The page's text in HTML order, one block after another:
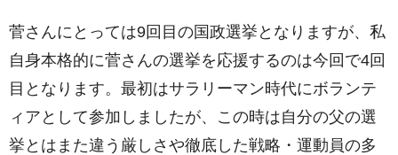
菅さんにとっては9回目の国政選挙となりますが、私
自身本格的に菅さんの選挙を応援するのは今回で4回
目となります。最初はサラリーマン時代にボランテ
ィアとして参加しましたが、この時は自分の父の選
挙とはまた違う厳しさや徹底した戦略・運動員の多